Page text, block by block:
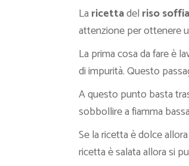
La ricettadel riso
attenzione per ottenere
La prima cosa da fare è
di impurità. Questo
A questo punto basta
sobbollire a fiamma
Se la ricetta è dolce
ricetta è salata allora si